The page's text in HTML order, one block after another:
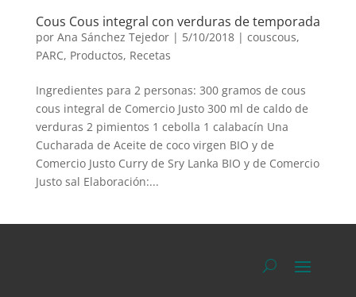
Cous Cous integral con verduras de temporada
por Ana Sánchez Tejedor| 5/10/2018 | couscous,
PARC, Productos, Recetas
Ingredientes para 2 personas: 300 gramos de cous
cous integral de Comercio Justo 300 ml de caldo de
verduras 2 pimientos 1 cebolla 1 calabacín Una
Cucharada de Aceite de coco virgen BIO y de
Comercio Justo Curry de Sry Lanka BIO y de Comercio
Justo sal Elaboración:...